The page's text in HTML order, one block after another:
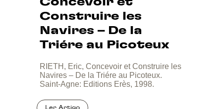
Construire les
Navires – De la
Triére au Picoteux
RIETH, Eric, Concevoir et Construire les
Navires – De la Triére au Picoteux.
Saint-Agne: Editions Erès, 1998.